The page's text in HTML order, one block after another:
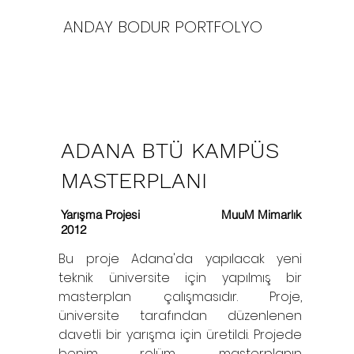
ANDAY BODUR PORTFOLYO
ADANA BTÜ KAMPÜS
MASTERPLANI
Yarışma Projesi
2012
MuuM Mimarlık
Bu proje Adana'da yapılacak yeni
teknik üniversite için yapılmış bir
masterplan çalışmasıdır. Proje,
üniversite tarafından düzenlenen
davetli bir yarışma için üretildi. Projede